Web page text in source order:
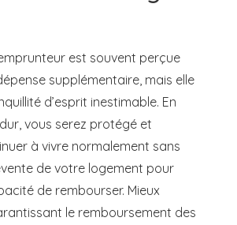
est souvent perçue
supplémentaire, mais elle
d’esprit inestimable. En
vous serez protégé et
à vivre normalement sans
de votre logement pour
de rembourser. Mieux
le remboursement des